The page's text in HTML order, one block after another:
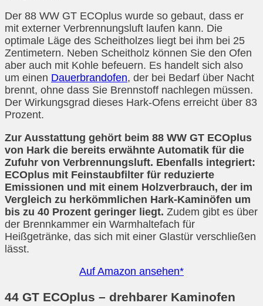
Der 88 WW GT ECOplus wurde so gebaut, dass er
mit externer Verbrennungsluft laufen kann. Die
optimale Läge des Scheitholzes liegt bei ihm bei 25
Zentimetern. Neben Scheitholz können Sie den Ofen
aber auch mit Kohle befeuern. Es handelt sich also
um einen Dauerbrandofen, der bei Bedarf über Nacht
brennt, ohne dass Sie Brennstoff nachlegen müssen.
Der Wirkungsgrad dieses Hark-Ofens erreicht über 83
Prozent.
Zur Ausstattung gehört beim 88 WW GT ECOplus
von Hark die bereits erwähnte Automatik für die
Zufuhr von Verbrennungsluft. Ebenfalls integriert:
ECOplus mit Feinstaubfilter für reduzierte
Emissionen und mit einem Holzverbrauch, der im
Vergleich zu herkömmlichen Hark-Kaminöfen um
bis zu 40 Prozent geringer liegt. Zudem gibt es über
der Brennkammer ein Warmhaltefach für
Heißgetränke, das sich mit einer Glastür verschließen
lässt.
Auf Amazon ansehen*
44 GT ECOplus – drehbarer Kaminofen